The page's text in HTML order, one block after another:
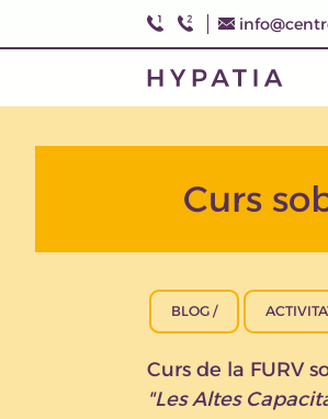
Curs
BLOG /
Curs de la FURV
Les Altes